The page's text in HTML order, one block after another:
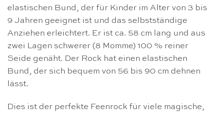
elastischen Bund, der für Kinder im Alter von 3 bis
9 Jahren geeignet ist und das selbstständige
Anziehen erleichtert. Er ist ca. 58 cm lang und aus
zwei Lagen schwerer (8 Momme) 100 % reiner
Seide genäht. Der Rock hat einen elastischen
Bund, der sich bequem von 56 bis 90 cm dehnen
lässt.
Dies ist der perfekte Feenrock für viele magische,